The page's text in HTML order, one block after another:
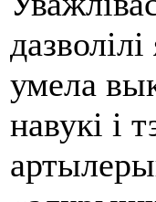
уме­ла
навукі i